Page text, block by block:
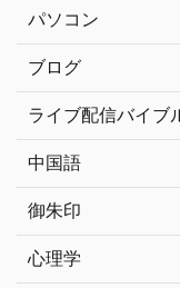
パソコン
ブログ
ライブ配信バイブ
中国語
御朱印
心理学